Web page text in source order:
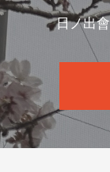
日ノ出